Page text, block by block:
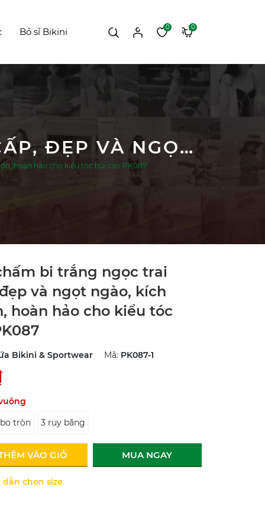
Bỏ sỉ Bikini 0 0
KẸP TÓC CHẤM BI TRẮNG NGỌC TRAI CAO CẤP, ĐẸP VÀ NGỌT NGÀO, KÍCH THƯỚC LỚN, HOÀN HẢO CHO KIỂU TÓC BÚI CAO PK087
hoàn hảo cho kiểu tóc búi cao PK087
bi trắng ngọc trai
và ngọt ngào, kích
hoàn hảo cho kiểu tóc
Bikini & Sportwear Mã: PK087-1
tròn
3 ruy băng
VÀO GIỎ MUA NGAY
chọn size